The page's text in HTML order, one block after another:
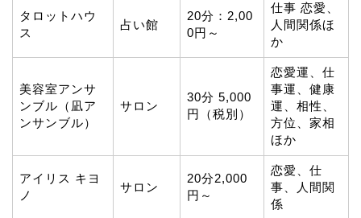
タロットハウ
ス
占い館
20分：2,00
0円～
仕事 恋愛、
人間関係ほ
か
美容室アンサ
ンブル（凪ア
ンサンブル）
サロン
30分 5,000
円（税別）
恋愛運、仕
事運、健康
運、相性、
方位、家相
ほか
アイリス キヨ
ノ
サロン
20分2,000
円～
恋愛、仕
事、人間関
係